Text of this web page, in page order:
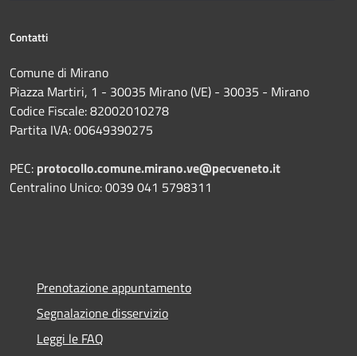
Contatti
Comune di Mirano
Piazza Martiri, 1 - 30035 Mirano (VE) - 30035 - Mirano
Codice Fiscale: 82002010278
Partita IVA: 00649390275
PEC: protocollo.comune.mirano.ve@pecveneto.it
Centralino Unico: 0039 041 5798311
Prenotazione appuntamento
Segnalazione disservizio
Leggi le FAQ